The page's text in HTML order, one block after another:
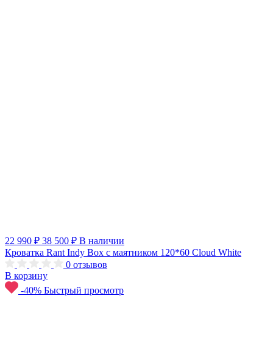
22 990 ₽ 38 500 ₽ В наличии
Кроватка Rant Indy Box с маятником 120*60 Cloud White
0 отзывов
В корзину
-40% Быстрый просмотр